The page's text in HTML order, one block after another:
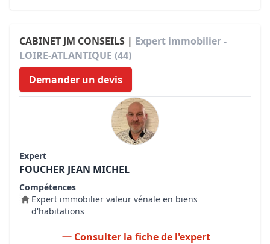
CABINET JM CONSEILS | Expert immobilier -
LOIRE-ATLANTIQUE (44)
Demander un devis
Expert
FOUCHER JEAN MICHEL
Compétences
Expert immobilier valeur vénale en biens
d'habitations
Consulter la fiche de l'expert